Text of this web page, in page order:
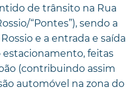
de trânsito na Rua
“Pontes”), sendo a
e a entrada e saída
feitas
(contribuindo assim
automóvel na zona do